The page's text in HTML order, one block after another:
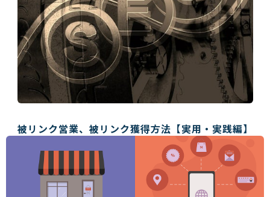
被リンク営業、被リンク獲得方法【実用・実践編】